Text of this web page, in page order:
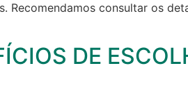
Recomendamos consultar os
DE